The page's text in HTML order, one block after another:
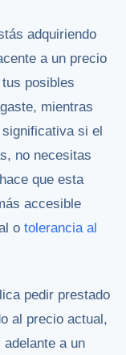
adquiriendo
a un precio
posibles
mientras
si el
no necesitas
que esta
accesible
o tolerancia al
pedir prestado
al precio actual,
a un